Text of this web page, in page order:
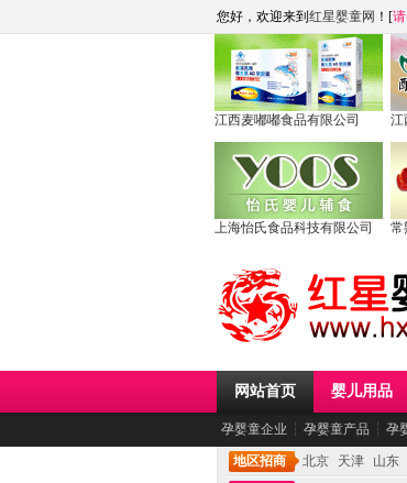
您好，欢迎来到 红星婴童网 ！[
江西麦嘟嘟食品有限公司 江
上海怡氏食品科技有限公司 常
网站首页 婴儿用品
孕婴童企业 ┆ 孕婴童产品 ┆ 孕
地区招商 北京 天津 山东